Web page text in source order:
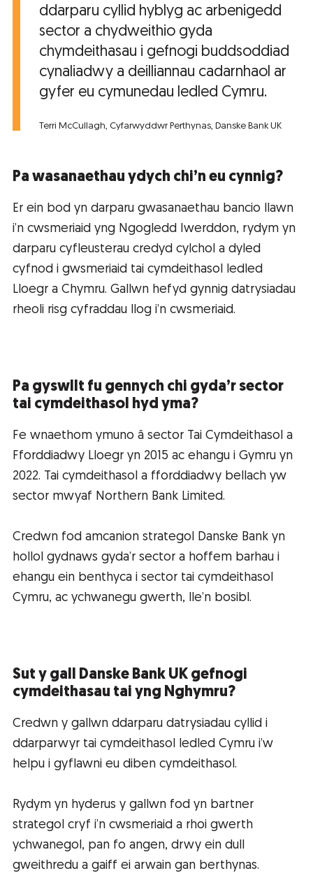
ddarparu cyllid hyblyg ac arbenigedd
sector a chydweithio gyda
chymdeithasau i gefnogi buddsoddiad
cynaliadwy a deilliannau cadarnhaol ar
gyfer eu cymunedau ledled Cymru.
Terri McCullagh, Cyfarwyddwr Perthynas, Danske Bank UK
Pa wasanaethau ydych chi’n eu cynnig?
Er ein bod yn darparu gwasanaethau bancio llawn
i’n cwsmeriaid yng Ngogledd Iwerddon, rydym yn
darparu cyfleusterau credyd cylchol a dyled
cyfnod i gwsmeriaid tai cymdeithasol ledled
Lloegr a Chymru. Gallwn hefyd gynnig datrysiadau
rheoli risg cyfraddau llog i’n cwsmeriaid.
Pa gyswllt fu gennych chi gyda’r sector
tai cymdeithasol hyd yma?
Fe wnaethom ymuno â sector Tai Cymdeithasol a
Fforddiadwy Lloegr yn 2015 ac ehangu i Gymru yn
2022. Tai cymdeithasol a fforddiadwy bellach yw
sector mwyaf Northern Bank Limited.
Credwn fod amcanion strategol Danske Bank yn
hollol gydnaws gyda’r sector a hoffem barhau i
ehangu ein benthyca i sector tai cymdeithasol
Cymru, ac ychwanegu gwerth, lle’n bosibl.
Sut y gall Danske Bank UK gefnogi
cymdeithasau tai yng Nghymru?
Credwn y gallwn ddarparu datrysiadau cyllid i
ddarparwyr tai cymdeithasol ledled Cymru i’w
helpu i gyflawni eu diben cymdeithasol.
Rydym yn hyderus y gallwn fod yn bartner
strategol cryf i’n cwsmeriaid a rhoi gwerth
ychwanegol, pan fo angen, drwy ein dull
gweithredu a gaiff ei arwain gan berthynas.